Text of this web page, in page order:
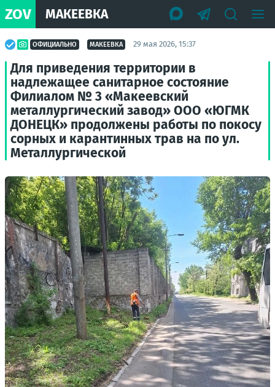
ZOV МАКЕЕВКА
ОФИЦИАЛЬНО МАКЕЕВКА 29 мая 2026, 15:37
Для приведения территории в
надлежащее санитарное состояние
Филиалом № 3 «Макеевский
металлургический завод» ООО «ЮГМК
ДОНЕЦК» продолжены работы по покосу
сорных и карантинных трав на по ул.
Металлургической